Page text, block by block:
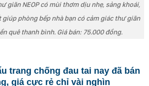
giãn NEOP có mùi thơm dịu nhẹ, sảng khoái,
giúp phòng bếp nhà bạn có cảm giác thư giãn
quê thanh bình. Giá bán: 75.000 đồng.
trang chống đau tai nay đã bán
giá cực rẻ chỉ vài nghìn